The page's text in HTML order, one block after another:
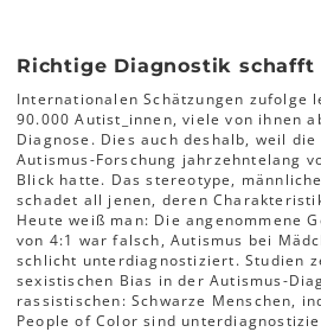
Richtige Diagnostik
Internationalen Schätzungen zufolge
90.000 Autist_innen, viele von ihnen
Diagnose. Dies auch deshalb, weil
Autismus-Forschung jahrzehntelang
Blick hatte. Das stereotype,
schadet all jenen, deren
Heute weiß man: Die angenommene
von 4:1 war falsch, Autismus bei
schlicht unterdiagnostiziert. Studien
sexistischen Bias in der Autismus-
rassistischen: Schwarze Menschen,
People of Color sind